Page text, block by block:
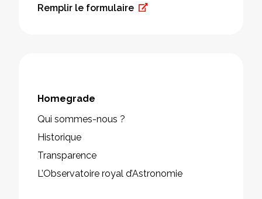
Remplir le formulaire
Homegrade
Qui sommes-nous ?
Historique
Transparence
L’Observatoire royal d’Astronomie